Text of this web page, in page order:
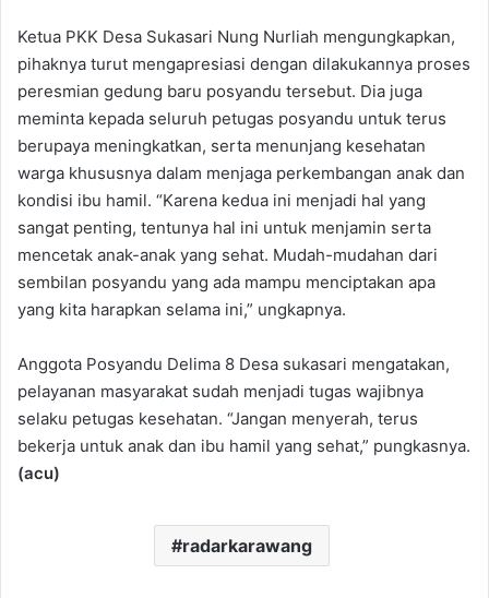
Ketua PKK Desa Sukasari Nung Nurliah mengungkapkan,
pihaknya turut mengapresiasi dengan dilakukannya proses
peresmian gedung baru posyandu tersebut. Dia juga
meminta kepada seluruh petugas posyandu untuk terus
berupaya meningkatkan, serta menunjang kesehatan
warga khususnya dalam menjaga perkembangan anak dan
kondisi ibu hamil. “Karena kedua ini menjadi hal yang
sangat penting, tentunya hal ini untuk menjamin serta
mencetak anak-anak yang sehat. Mudah-mudahan dari
sembilan posyandu yang ada mampu menciptakan apa
yang kita harapkan selama ini,” ungkapnya.
Anggota Posyandu Delima 8 Desa sukasari mengatakan,
pelayanan masyarakat sudah menjadi tugas wajibnya
selaku petugas kesehatan. “Jangan menyerah, terus
bekerja untuk anak dan ibu hamil yang sehat,” pungkasnya.
(acu)
radarkarawang